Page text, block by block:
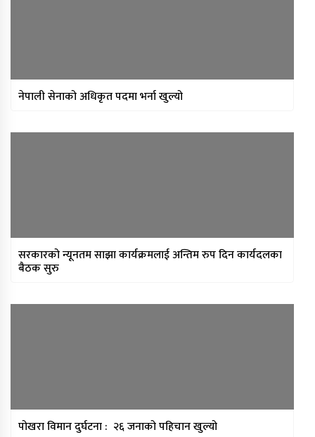
नेपाली सेनाको अधिकृत पदमा भर्ना खुल्यो
सरकारको न्यूनतम साझा कार्यक्रमलाई अन्तिम रुप दिन कार्यदलका
बैठक सुरु
पोखरा विमान दुर्घटना : २६ जनाको पहिचान खुल्यो